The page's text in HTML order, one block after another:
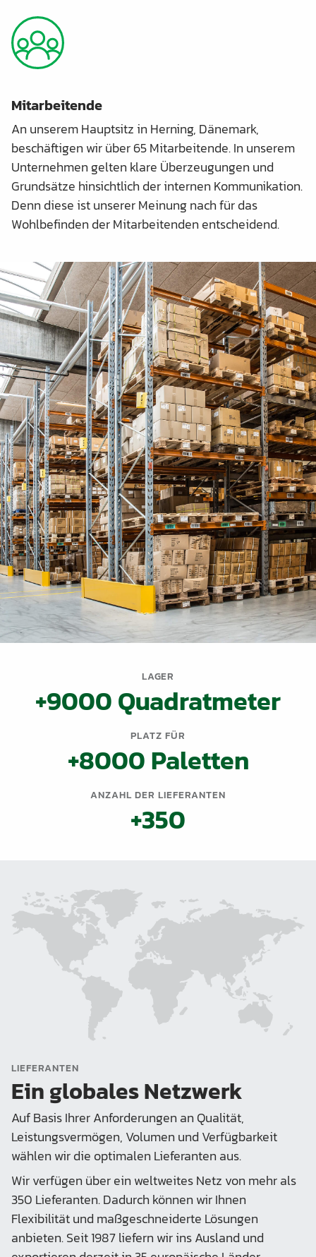
Mitarbeitende
An unserem Hauptsitz in Herning, Dänemark,
beschäftigen wir über 65 Mitarbeitende. In unserem
Unternehmen gelten klare Überzeugungen und
Grundsätze hinsichtlich der internen Kommunikation.
Denn diese ist unserer Meinung nach für das
Wohlbefinden der Mitarbeitenden entscheidend.
LAGER
+9000 Quadratmeter
PLATZ FÜR
+8000 Paletten
ANZAHL DER LIEFERANTEN
+350
LIEFERANTEN
Ein globales Netzwerk
Auf Basis Ihrer Anforderungen an Qualität,
Leistungsvermögen, Volumen und Verfügbarkeit
wählen wir die optimalen Lieferanten aus.
Wir verfügen über ein weltweites Netz von mehr als
350 Lieferanten. Dadurch können wir Ihnen
Flexibilität und maßgeschneiderte Lösungen
anbieten. Seit 1987 liefern wir ins Ausland und